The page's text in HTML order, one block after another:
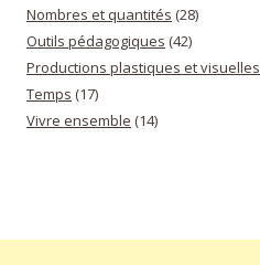
Nombres et quantités (28)
Outils pédagogiques (42)
Productions plastiques et visuelles
Temps (17)
Vivre ensemble (14)